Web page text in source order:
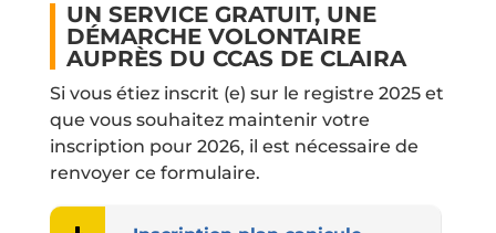
UN SERVICE GRATUIT, UNE
DÉMARCHE VOLONTAIRE
AUPRÈS DU CCAS DE CLAIRA
Si vous étiez inscrit (e) sur le registre 2025 et
que vous souhaitez maintenir votre
inscription pour 2026, il est nécessaire de
renvoyer ce formulaire.